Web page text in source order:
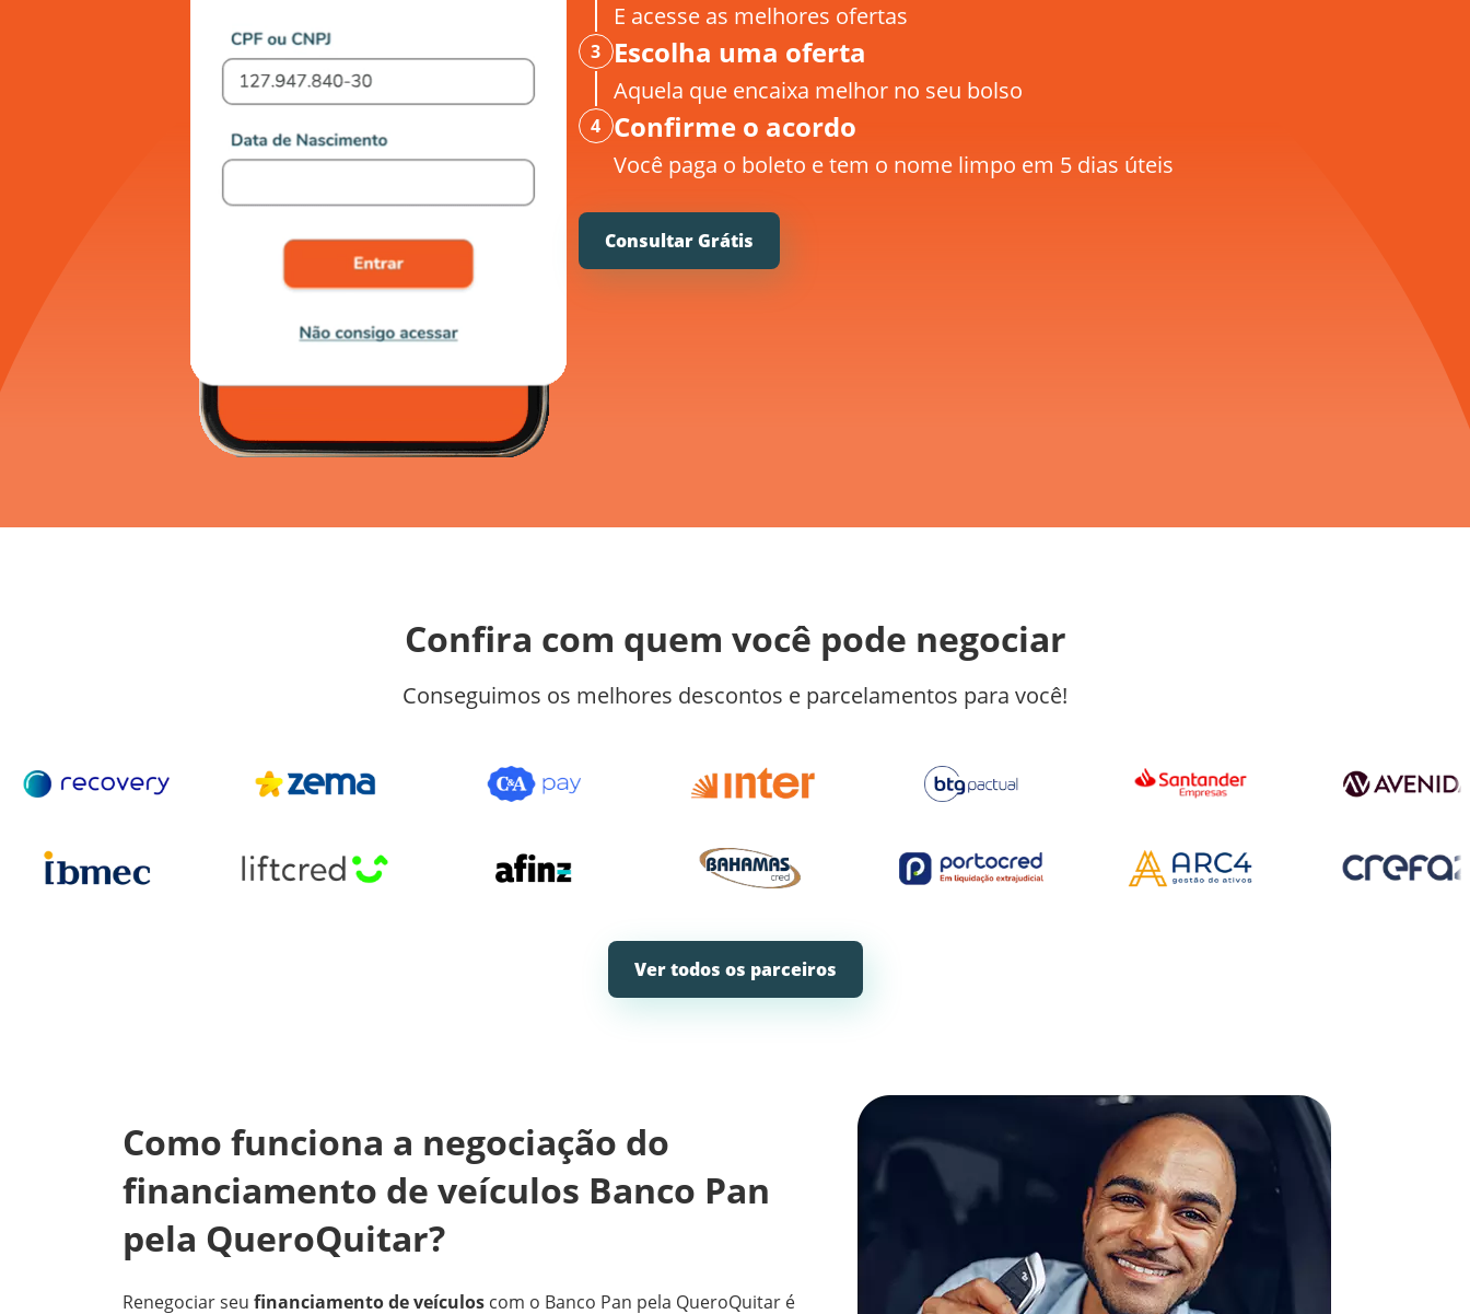
E acesse as melhores ofertas
3 Escolha uma oferta
Aquela que encaixa melhor no seu bolso
4 Confirme o acordo
Você paga o boleto e tem o nome limpo em 5 dias úteis
Consultar Grátis
Confira com quem você pode negociar
Conseguimos os melhores descontos e parcelamentos para você!
Ver todos os parceiros
Como funciona a negociação do
financiamento de veículos Banco Pan
pela QueroQuitar?
Renegociar seu financiamento de veículos com o Banco Pan pela QueroQuitar é